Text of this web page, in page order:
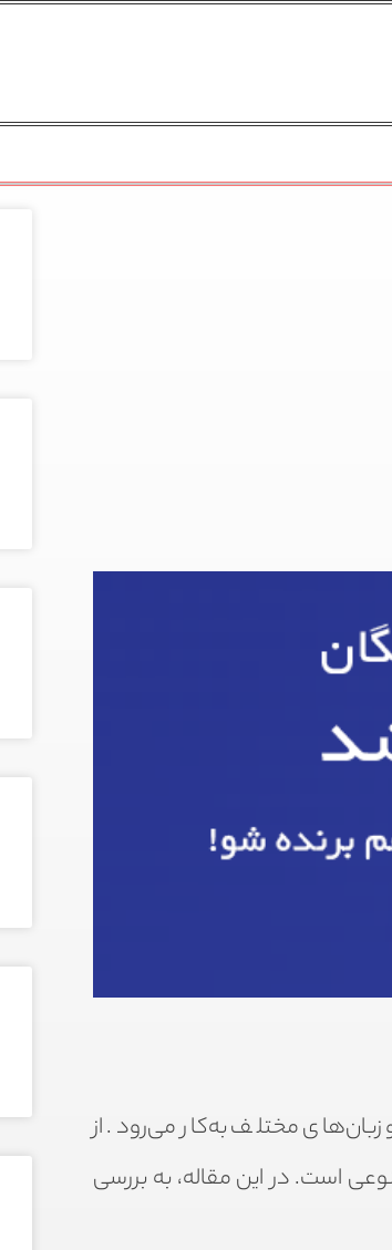
مختلف به‌کار می‌رود. از
است. در این مقاله، به بررسی